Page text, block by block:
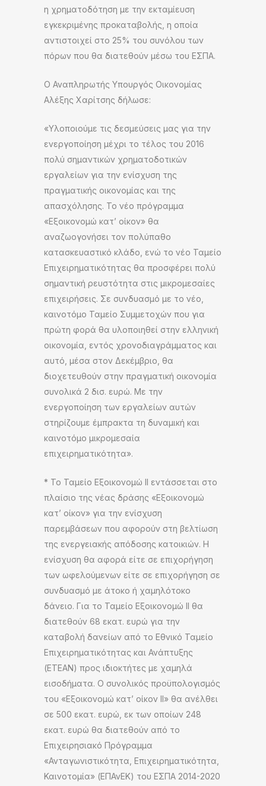
η χρηματοδότηση με την εκταμίευση
εγκεκριμένης προκαταβολής, η οποία
αντιστοιχεί στο 25% του συνόλου των
πόρων που θα διατεθούν μέσω του ΕΣΠΑ.
Ο Αναπληρωτής Υπουργός Οικονομίας
Αλέξης Χαρίτσης δήλωσε:
«Υλοποιούμε τις δεσμεύσεις μας για την
ενεργοποίηση μέχρι το τέλος του 2016
πολύ σημαντικών χρηματοδοτικών
εργαλείων για την ενίσχυση της
πραγματικής οικονομίας και της
απασχόλησης. Το νέο πρόγραμμα
«Εξοικονομώ κατ’ οίκον» θα
αναζωογονήσει τον πολύπαθο
κατασκευαστικό κλάδο, ενώ το νέο Ταμείο
Επιχειρηματικότητας θα προσφέρει πολύ
σημαντική ρευστότητα στις μικρομεσαίες
επιχειρήσεις. Σε συνδυασμό με το νέο,
καινοτόμο Ταμείο Συμμετοχών που για
πρώτη φορά θα υλοποιηθεί στην ελληνική
οικονομία, εντός χρονοδιαγράμματος και
αυτό, μέσα στον Δεκέμβριο, θα
διοχετευθούν στην πραγματική οικονομία
συνολικά 2 δισ. ευρώ. Με την
ενεργοποίηση των εργαλείων αυτών
στηρίζουμε έμπρακτα τη δυναμική και
καινοτόμο μικρομεσαία
επιχειρηματικότητα».
* Το Ταμείο Εξοικονομώ ΙΙ εντάσσεται στο
πλαίσιο της νέας δράσης «Εξοικονομώ
κατ’ οίκον» για την ενίσχυση
παρεμβάσεων που αφορούν στη βελτίωση
της ενεργειακής απόδοσης κατοικιών. Η
ενίσχυση θα αφορά είτε σε επιχορήγηση
των ωφελούμενων είτε σε επιχορήγηση σε
συνδυασμό με άτοκο ή χαμηλότοκο
δάνειο. Για το Ταμείο Εξοικονομώ ΙΙ θα
διατεθούν 68 εκατ. ευρώ για την
καταβολή δανείων από το Εθνικό Ταμείο
Επιχειρηματικότητας και Ανάπτυξης
(ΕΤΕΑΝ) προς ιδιοκτήτες με χαμηλά
εισοδήματα. Ο συνολικός προϋπολογισμός
του «Εξοικονομώ κατ’ οίκον ΙΙ» θα ανέλθει
σε 500 εκατ. ευρώ, εκ των οποίων 248
εκατ. ευρώ θα διατεθούν από το
Επιχειρησιακό Πρόγραμμα
«Ανταγωνιστικότητα, Επιχειρηματικότητα,
Καινοτομία» (ΕΠΑνΕΚ) του ΕΣΠΑ 2014-2020